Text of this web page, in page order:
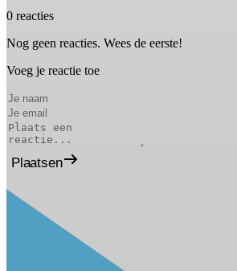
0 reacties
Nog geen reacties. Wees de eerste!
Voeg je reactie toe
Plaatsen